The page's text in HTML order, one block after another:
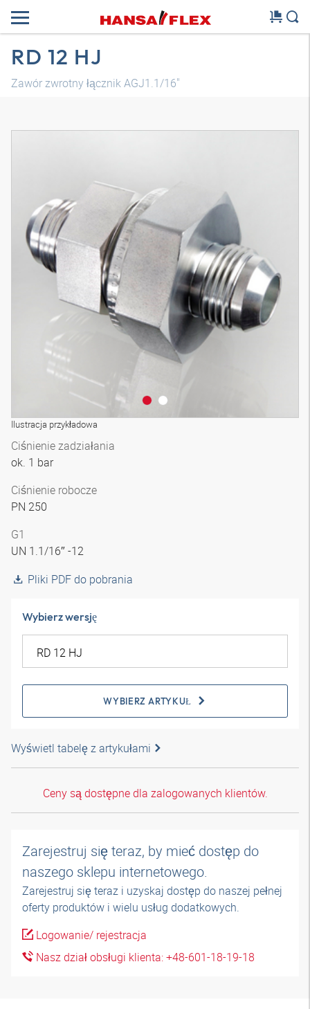
RD 12 HJ
Zawór zwrotny łącznik AGJ1.1/16"
Ilustracja przykładowa
Ciśnienie zadziałania
ok. 1 bar
Ciśnienie robocze
PN 250
G1
UN 1.1/16″ -12
Pliki PDF do pobrania
Wybierz wersję
WYBIERZ ARTYKUŁ
Wyświetl tabelę z artykułami
Ceny są dostępne dla zalogowanych klientów.
Zarejestruj się teraz, by mieć dostęp do
naszego sklepu internetowego.
Zarejestruj się teraz i uzyskaj dostęp do naszej pełnej
oferty produktów i wielu usług dodatkowych.
Logowanie/ rejestracja
Nasz dział obsługi klienta: +48-601-18-19-18